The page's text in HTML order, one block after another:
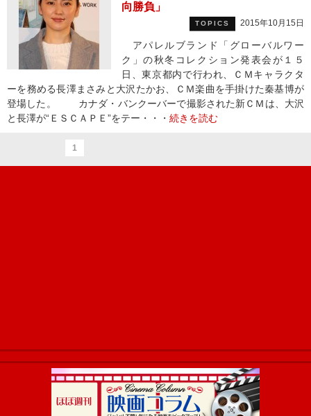
向勝負」
TOPICS 2015年10月15日
アパレルブランド「グローバルワー
ク」の秋冬コレクション発表会が１５
日、東京都内で行われ、ＣＭキャラクタ
ーを務める長澤まさみと大沢たかお、ＣＭ楽曲を手掛けた秦基博が
登場した。 カナダ・バンクーバーで撮影された新ＣＭは、大沢
と長澤が“ＥＳＣＡＰＥ”をテー・・・ 続きを読む
1